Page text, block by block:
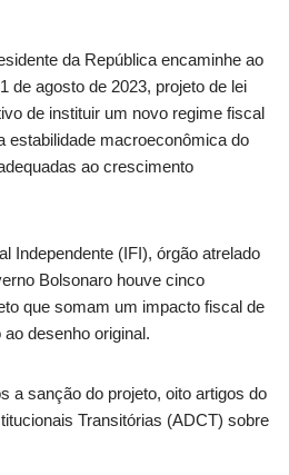
da República encaminhe ao
de agosto de 2023, projeto de lei
de instituir um novo regime fiscal
estabilidade macroeconômica do
ao crescimento
Independente (IFI), órgão atrelado
Bolsonaro houve cinco
que somam um impacto fiscal de
desenho original.
a sanção do projeto, oito artigos do
Transitórias (ADCT) sobre